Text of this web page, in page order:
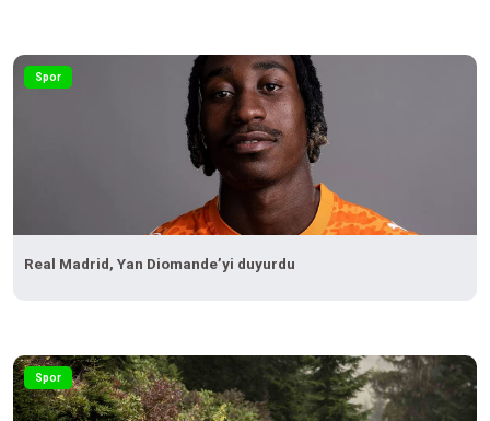
Spor
Real Madrid, Yan Diomande’yi duyurdu
Spor